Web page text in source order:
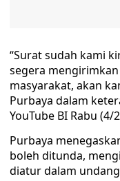
“Surat sudah kami
segera
masyarakat, akan
Purbaya dalam
YouTube BI Rabu (4/
Purbaya
boleh ditunda,
diatur dalam